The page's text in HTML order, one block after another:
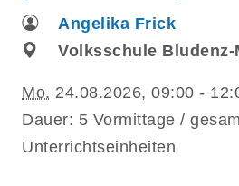
Angelika Frick
Volksschule Bludenz-
Mo. 24.08.2026, 09:00 -
Dauer: 5 Vormittage /
Unterrichtseinheiten